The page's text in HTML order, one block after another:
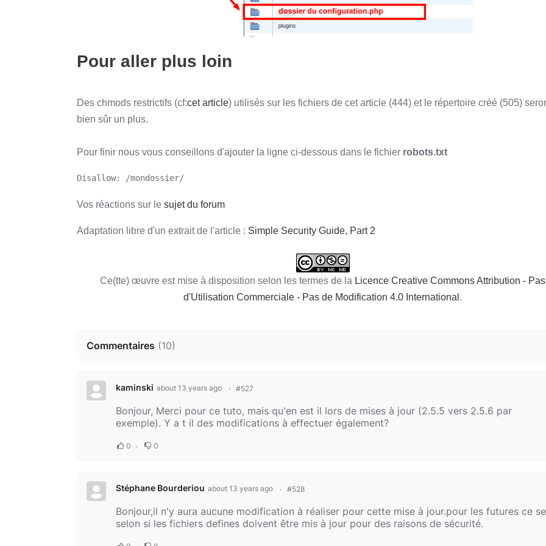
Pour aller plus loin
Des chmods restrictifs (cf:cet article) utilisés sur les fichiers de cet article (444) et le répertoire créé (505)
bien sûr un plus.
Pour finir nous vous conseillons d'ajouter la ligne ci-dessous dans le fichier robots.txt
Disallow: /mondossier/
Vos réactions sur le sujet du forum
Adaptation libre d'un extrait de l'article : Simple Security Guide, Part 2
Ce(tte) œuvre est mise à disposition selon les termes de la Licence Creative Commons Attribution - Pas
d'Utilisation Commerciale - Pas de Modification 4.0 International .
Commentaires (10)
kaminski about 13 years ago #527
Bonjour, Merci pour ce tuto, mais qu'en est il lors de mises à jour (2.5.5 vers 2.5.6 par
exemple). Y a t il des modifications à effectuer également?
0 0
Stéphane Bourderiou about 13 years ago #528
Bonjour,il n'y aura aucune modification à réaliser pour cette mise à jour.pour les futures ce
selon si les fichiers defines doivent être mis à jour pour des raisons de sécurité.